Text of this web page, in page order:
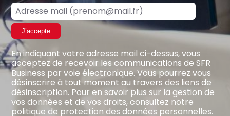
J’accepte
En indiquant votre adresse mail ci-dessus, vous
acceptez de recevoir les communications de SFR
Business par voie électronique. Vous pourrez vous
désinscrire à tout moment au travers des liens de
désinscription. Pour en savoir plus sur la gestion de
vos données et de vos droits, consultez notre
politique de protection des données personnelles.